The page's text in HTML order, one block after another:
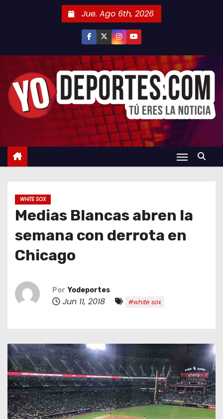
n
Jue. Ago 6th, 2026
WHITE SOX
Medias Blancas abren la
semana con derrota en
Chicago
Por Yodeportes
Jun 11, 2018 #white sox